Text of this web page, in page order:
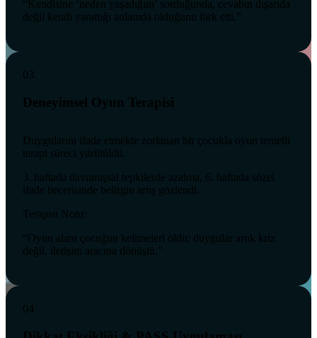
“Kendisine ‘neden yaşadığını’ sorduğunda, cevabın dışarıda
değil kendi yarattığı anlamda olduğunu fark etti.”
03
Deneyimsel Oyun Terapisi
Duygularını ifade etmekte zorlanan bir çocukla oyun temelli
terapi süreci yürütüldü.
3. haftada davranışsal tepkilerde azalma, 6. haftada sözel
ifade becerisinde belirgin artış gözlendi.
Terapist Notu:
“Oyun alanı çocuğun kelimeleri oldu; duygular artık kriz
değil, iletişim aracına dönüştü.”
04